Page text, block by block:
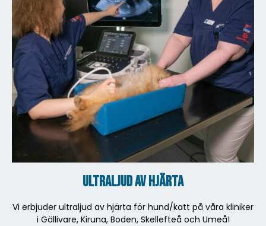
Ultraljud av hjärta
Vi erbjuder ultraljud av hjärta för hund/katt på våra kliniker
i Gällivare, Kiruna, Boden, Skellefteå och Umeå!